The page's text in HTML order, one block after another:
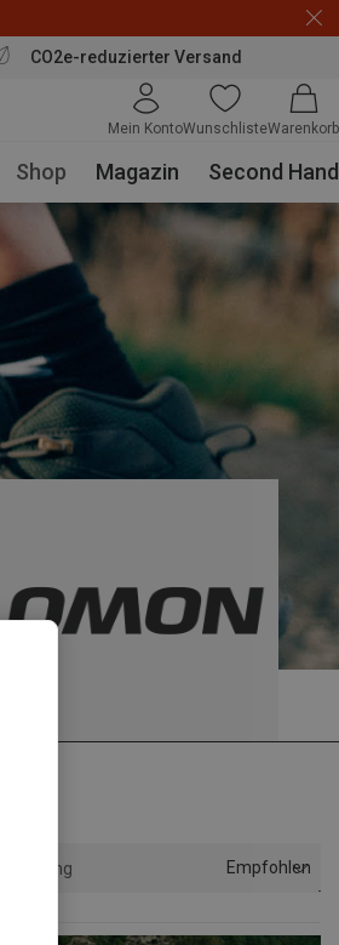
CO2e-reduzierter Versand
Mein KontoWunschlisteWarenkorb
Shop Magazin Second Hand
Sortierung Empfohlen